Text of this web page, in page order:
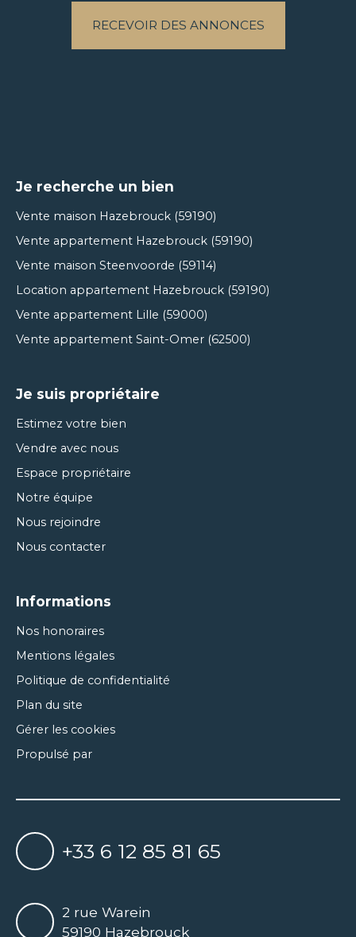
RECEVOIR DES ANNONCES
Je recherche un bien
Vente maison Hazebrouck (59190)
Vente appartement Hazebrouck (59190)
Vente maison Steenvoorde (59114)
Location appartement Hazebrouck (59190)
Vente appartement Lille (59000)
Vente appartement Saint-Omer (62500)
Je suis propriétaire
Estimez votre bien
Vendre avec nous
Espace propriétaire
Notre équipe
Nous rejoindre
Nous contacter
Informations
Nos honoraires
Mentions légales
Politique de confidentialité
Plan du site
Gérer les cookies
Propulsé par
+33 6 12 85 81 65
2 rue Warein
59190 Hazebrouck